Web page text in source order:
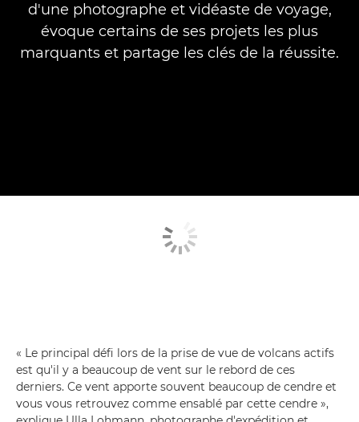
d'une photographe et vidéaste de voyage,
évoque certains de ses projets les plus
marquants et partage les clés de la réussite.
« Le principal défi lors de la prise de vue de volcans actifs
est qu'il y a beaucoup de vent sur le rebord de ces
derniers. Ce vent apporte souvent beaucoup de cendre et
vous vous retrouvez comme ensablé par cette cendre »,